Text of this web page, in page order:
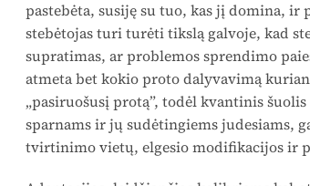
pastebėta, susiję su tuo, kas jį domina,
stebėtojas turi turėti tikslą galvoje, kad
supratimas, ar problemos sprendimo
atmeta bet kokio proto dalyvavimą
„pasiruošusį protą”, todėl kvantinis
sparnams ir jų sudėtingiems judesiams,
tvirtinimo vietų, elgesio modifikacijos ir